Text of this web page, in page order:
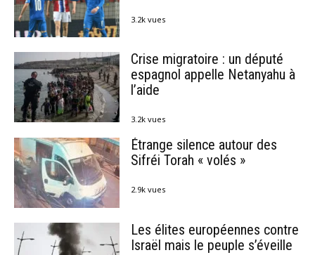
3.2k vues
Crise migratoire : un député
espagnol appelle Netanyahu à
l’aide
3.2k vues
Étrange silence autour des
Sifréi Torah « volés »
2.9k vues
Les élites européennes contre
Israël mais le peuple s’éveille